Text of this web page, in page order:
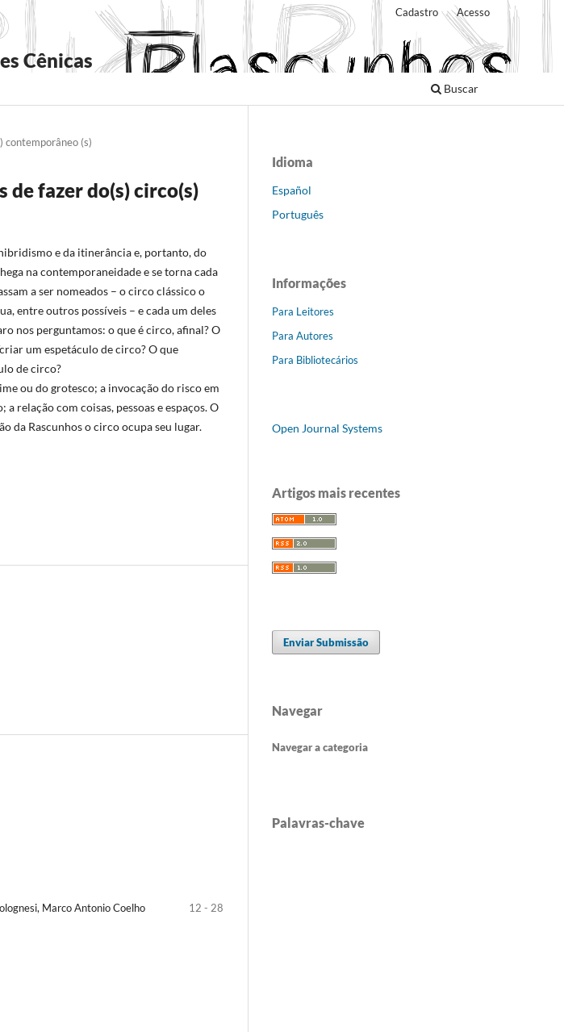
Cênicas
Buscar
Cadastro Acesso
contemporâneo (s)
de fazer do(s) circo(s)
e da itinerância e, portanto, do
na contemporaneidade e se torna cada
a ser nomeados – o circo clássico o
entre outros possíveis – e cada um deles
nos perguntamos: o que é circo, afinal? O
um espetáculo de circo? O que
de circo?
ou do grotesco; a invocação do risco em
relação com coisas, pessoas e espaços. O
da Rascunhos o circo ocupa seu lugar.
Marco Antonio Coelho
12 - 28
Idioma
Español
Português
Informações
Para Leitores
Para Autores
Para Bibliotecários
Open Journal Systems
Artigos mais recentes
Enviar Submissão
Navegar
Navegar a categoria
Palavras-chave